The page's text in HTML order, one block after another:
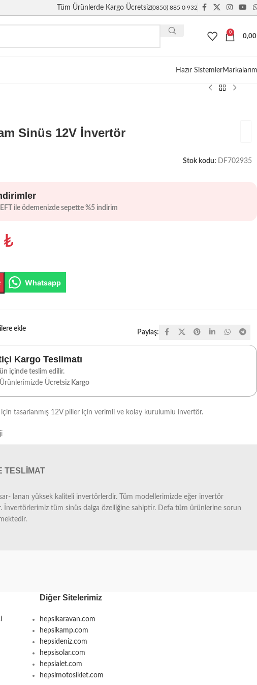
Tüm Ürünlerde Kargo Ücretsiz(0850) 885 0 932
0
Hazır Sistemler
Sinüs 12V İnvertör
Stok kodu: DF702935
ile ödemenizde sepette %5 indirim
₺
Whatsapp
ekle
Paylaş:
Kargo Teslimatı
içinde teslim edilir.
Ürünlerimizde Ücretsiz Kargo
için tasarlanmış 12V piller için verimli ve kolay kurulumlu invertör.
TESLIMAT
lanan yüksek kaliteli invertörlerdir. Tüm modellerimizde eğer invertör
İnvertörlerimiz tüm sinüs dalga özelliğine sahiptir. Defa tüm ürünlerine sorun
Diğer Sitelerimiz
hepsikaravan.com
hepsikamp.com
hepsideniz.com
hepsisolar.com
hepsialet.com
hepsimotosiklet.com